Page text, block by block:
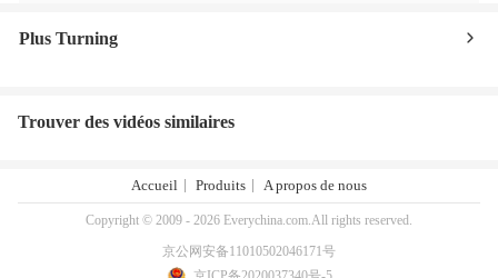
Plus Turning
Trouver des vidéos similaires
Accueil Produits A propos de nous
Copyright © 2009 - 2026 Everychina.com.All rights reserved.
京公网安备11010502046171号